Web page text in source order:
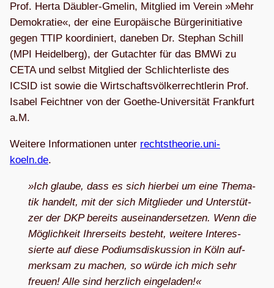
Prof. Herta Däub­ler-Gme­lin, Mit­glied im Ver­ein »Mehr
Demo­kra­tie«, der eine Euro­päi­sche Bür­ger­initia­tive
gegen TTIP koor­di­niert, dane­ben Dr. Ste­phan Schill
(MPI Hei­del­berg), der Gut­ach­ter für das BMWi zu
CETA und selbst Mit­glied der Schlich­ter­liste des
ICSID ist sowie die Wirt­schafts­völ­ker­recht­le­rin Prof.
Isa­bel Feicht­ner von der Goe­the-Uni­ver­si­tät Frank­furt
a.M.
Wei­tere Infor­ma­tio­nen unter rechtstheorie.uni-
koeln.de.
»Ich glaube, dass es sich hier­bei um eine The­ma­
tik han­delt, mit der sich Mit­glie­der und Unter­stüt­
zer der DKP bereits aus­ein­an­der­set­zen. Wenn die
Mög­lich­keit Ihrer­seits besteht, wei­tere Inter­es­
sierte auf diese Podi­ums­dis­kus­sion in Köln auf­
merk­sam zu machen, so würde ich mich sehr
freuen! Alle sind herz­lich ein­ge­la­den!«